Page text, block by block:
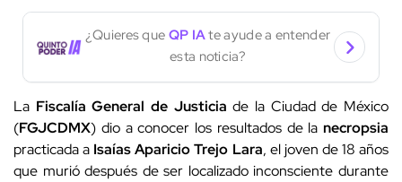
¿Quieres que QP IAte ayude a entender
esta noticia?
La Fiscalía General de Justicia de la Ciudad de México
(FGJCDMX) dio a conocer los resultados de la necropsia
practicada a Isaías Aparicio Trejo Lara, el joven de 18 años
que murió después de ser localizado inconsciente durante